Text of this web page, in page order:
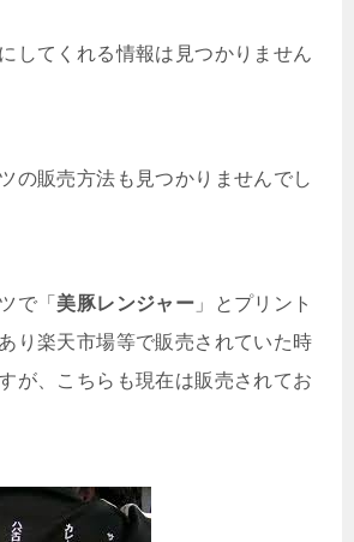
してくれる情報は見つかりません
の販売方法も見つかりませんでし
で「 美豚レンジャー 」とプリント
り楽天市場等で販売されていた時
が、こちらも現在は販売されてお